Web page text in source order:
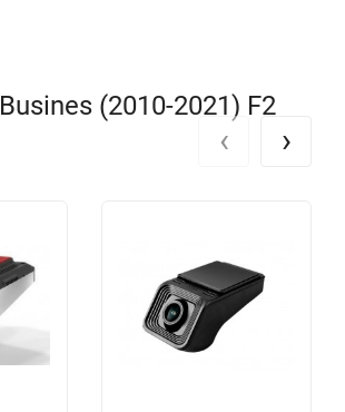
(2010-2021) F2
‹ ›